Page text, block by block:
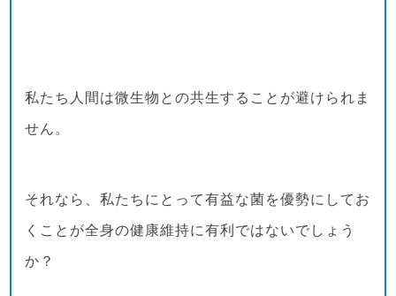
私たち人間は微生物との共生することが避けられま
せん。
それなら、私たちにとって有益な菌を優勢にしてお
くことが全身の健康維持に有利ではないでしょう
か？